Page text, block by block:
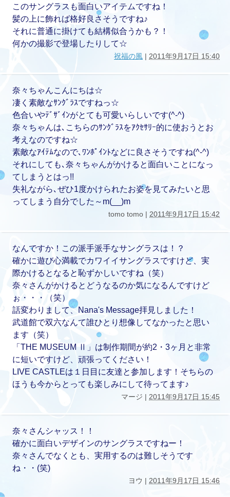
このサングラスも面白いアイテムですね！
髪の上に飾れば格好良さそうですね♪
それに普通に掛けても結構似合うかも？！
何かの撮影で登場したりして☆
祝福の風 | 2011年9月17日 15:40
奈々ちゃんこんにちは☆
凄く素敵なｻﾝｸﾞﾗｽですねっ☆
色合いやﾃﾞｻﾞｲﾝがとても可愛いらしいです(^-^)
奈々ちゃんは､こちらのｻﾝｸﾞﾗｽをｱｸｾｻﾘｰ的に使おうとお
考えなのですね☆
素敵なｱｲﾃﾑなので､ﾜﾝﾎﾟｲﾝﾄなどに良さそうですね(^-^)
それにしても､奈々ちゃんがかけると面白いことになっ
てしまうとはっ!!
失礼ながら､ぜひ1度かけられたお姿を見てみたいと思
ってしまう自分でした～m(__)m
tomo tomo | 2011年9月17日 15:42
なんですか！この派手派手なサングラスは！？
確かに遊び心満載でカワイイサングラスですけど、実
際かけるとなると恥ずかしいですね（笑）
奈々さんがかけるとどうなるのか気になるんですけど
ぉ・・・（笑）
話変わりまして、Nana's Message拝見しました！
武道館で双六なんて誰ひとり想像してなかったと思い
ます（笑）
「THE MUSEUM Ⅱ」は制作期間が約2・3ヶ月と非常
に短いですけど、頑張ってください！
LIVE CASTLEは１日目に友達と参加します！そちらの
ほうも今からとっても楽しみにして待ってます♪
マージ | 2011年9月17日 15:45
奈々さんシャッス！！
確かに面白いデザインのサングラスですねー！
奈々さんでなくとも、実用するのは難しそうです
ね・・(笑)
ヨウ | 2011年9月17日 15:46